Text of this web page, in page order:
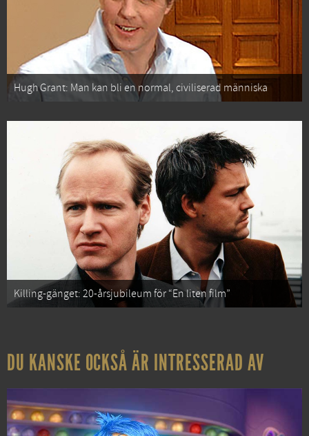
Hugh Grant: Man kan bli en normal, civiliserad människa
Killing-gänget: 20-årsjubileum för “En liten film”
DU KANSKE OCKSÅ ÄR INTRESSERAD AV